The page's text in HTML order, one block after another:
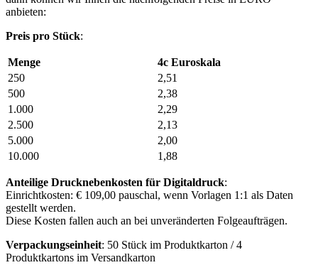
anbieten:
Preis pro Stück:
Menge
4c Euroskala
250
2,51
500
2,38
1.000
2,29
2.500
2,13
5.000
2,00
10.000
1,88
Anteilige Drucknebenkosten für Digitaldruck:
Einrichtkosten: € 109,00 pauschal, wenn Vorlagen 1:1 als Daten
gestellt werden.
Diese Kosten fallen auch an bei unveränderten Folgeaufträgen.
Verpackungseinheit: 50 Stück im Produktkarton / 4
Produktkartons im Versandkarton